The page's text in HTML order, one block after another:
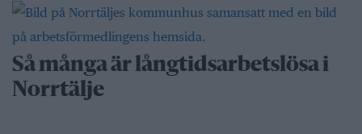
Så många är långtidsarbetslösa i
Norrtälje